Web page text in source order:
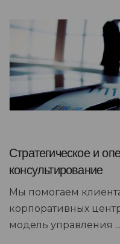
Стратегическое и
консультирование
Мы помогаем
корпоративных
модель управления